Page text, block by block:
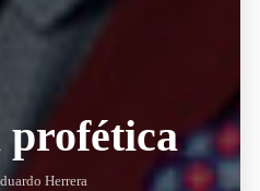
profética
Herrera